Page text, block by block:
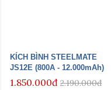
KÍCH BÌNH STEELMATE
JS12E (800A - 12.000mAh)
1.850.000đ 2.190.000đ